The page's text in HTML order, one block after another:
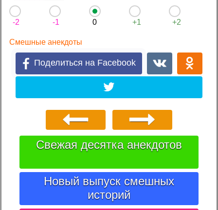
-2 -1 0 +1 +2
Смешные анекдоты
Поделиться на Facebook
Свежая десятка анекдотов
Новый выпуск смешных
историй